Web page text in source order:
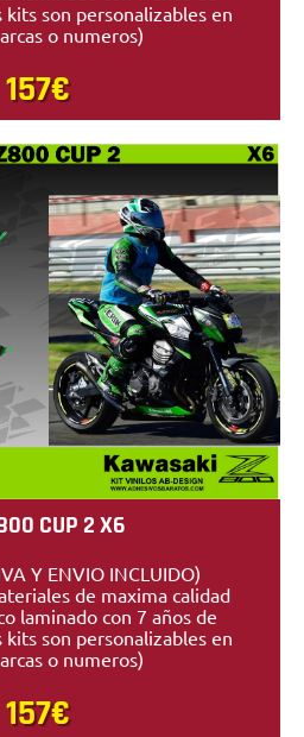
kits son personalizables en
o numeros)
157€
CUP 2 X6
Y ENVIO INCLUIDO)
de maxima calidad
laminado con 7 años de
kits son personalizables en
o numeros)
157€